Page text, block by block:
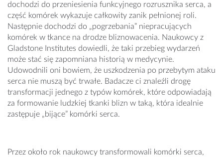
dochodzi do przeniesienia funkcyjnego rozrusznika serca, a
część komórek wykazuje całkowity zanik pełnionej roli.
Następnie dochodzi do „pogrzebania” niepracujących
komórek w tkance na drodze bliznowacenia. Naukowcy z
Gladstone Institutes dowiedli, że taki przebieg wydarzeń
może stać się zapomniana historią w medycynie.
Udowodnili oni bowiem, że uszkodzenia po przebytym ataku
serca nie muszą być trwałe. Badacze ci znaleźli drogę
transformacji jednego z typów komórek, które odpowiadają
za formowanie ludzkiej tkanki blizn w taką, która idealnie
zastępuje „bijące” komórki serca.
Przez około rok naukowcy transformowali komórki serca,